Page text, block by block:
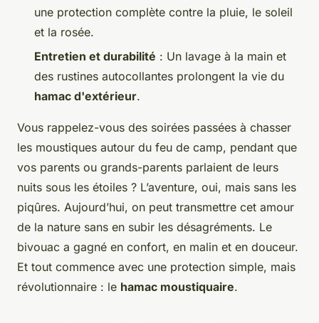
une protection complète contre la pluie, le soleil
et la rosée.
Entretien et durabilité : Un lavage à la main et
des rustines autocollantes prolongent la vie du
hamac d'extérieur.
Vous rappelez-vous des soirées passées à chasser
les moustiques autour du feu de camp, pendant que
vos parents ou grands-parents parlaient de leurs
nuits sous les étoiles ? L’aventure, oui, mais sans les
piqûres. Aujourd’hui, on peut transmettre cet amour
de la nature sans en subir les désagréments. Le
bivouac a gagné en confort, en malin et en douceur.
Et tout commence avec une protection simple, mais
révolutionnaire : le hamac moustiquaire.